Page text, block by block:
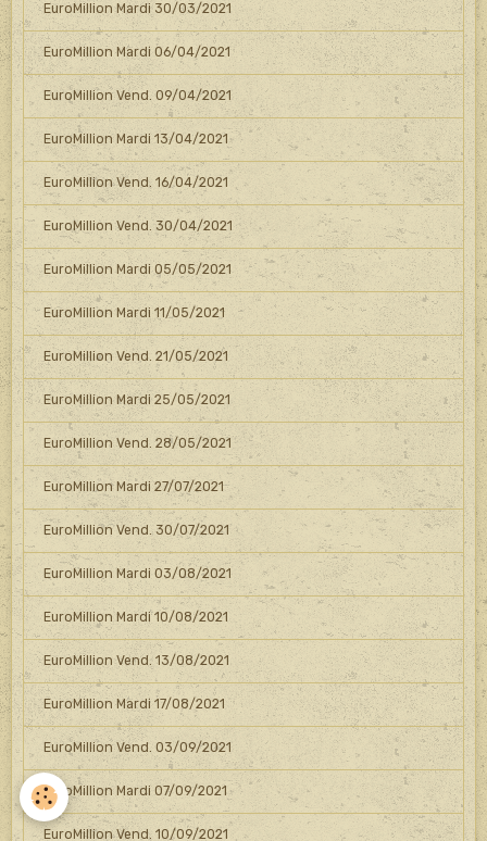
EuroMillion Mardi 30/03/2021
EuroMillion Mardi 06/04/2021
EuroMillion Vend. 09/04/2021
EuroMillion Mardi 13/04/2021
EuroMillion Vend. 16/04/2021
EuroMillion Vend. 30/04/2021
EuroMillion Mardi 05/05/2021
EuroMillion Mardi 11/05/2021
EuroMillion Vend. 21/05/2021
EuroMillion Mardi 25/05/2021
EuroMillion Vend. 28/05/2021
EuroMillion Mardi 27/07/2021
EuroMillion Vend. 30/07/2021
EuroMillion Mardi 03/08/2021
EuroMillion Mardi 10/08/2021
EuroMillion Vend. 13/08/2021
EuroMillion Mardi 17/08/2021
EuroMillion Vend. 03/09/2021
EuroMillion Mardi 07/09/2021
EuroMillion Vend. 10/09/2021